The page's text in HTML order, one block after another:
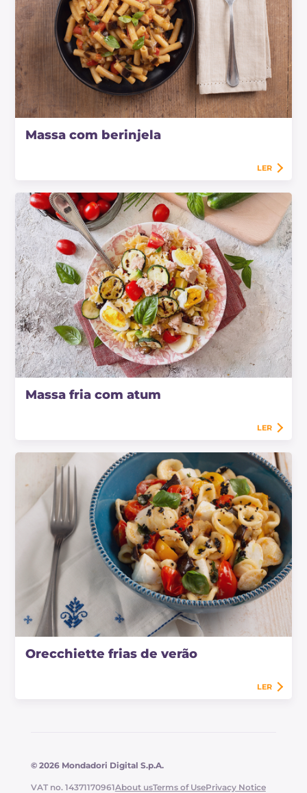
Massa com berinjela
LER
Massa fria com atum
LER
Orecchiette frias de verão
LER
© 2026 Mondadori Digital S.p.A.
VAT no. 14371170961About usTerms of UsePrivacy Notice